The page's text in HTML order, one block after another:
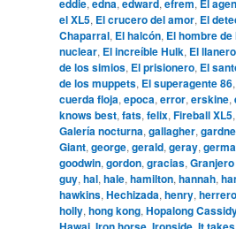
eddie, edna, edward, efrem, El
el XL5, El crucero del amor, El
Chaparral, El halcón, El hombre
nuclear, El increíble Hulk, El
de los simios, El prisionero, El
de los muppets, El superagente 86,
cuerda floja, epoca, error, erskine,
knows best, fats, felix, Fireball XL5,
Galería nocturna, gallagher,
Giant, george, gerald, geray,
goodwin, gordon, gracias,
guy, hal, hale, hamilton, hannah,
hawkins, Hechizada, henry, herrero
holly, hong kong, Hopalong
, , ,